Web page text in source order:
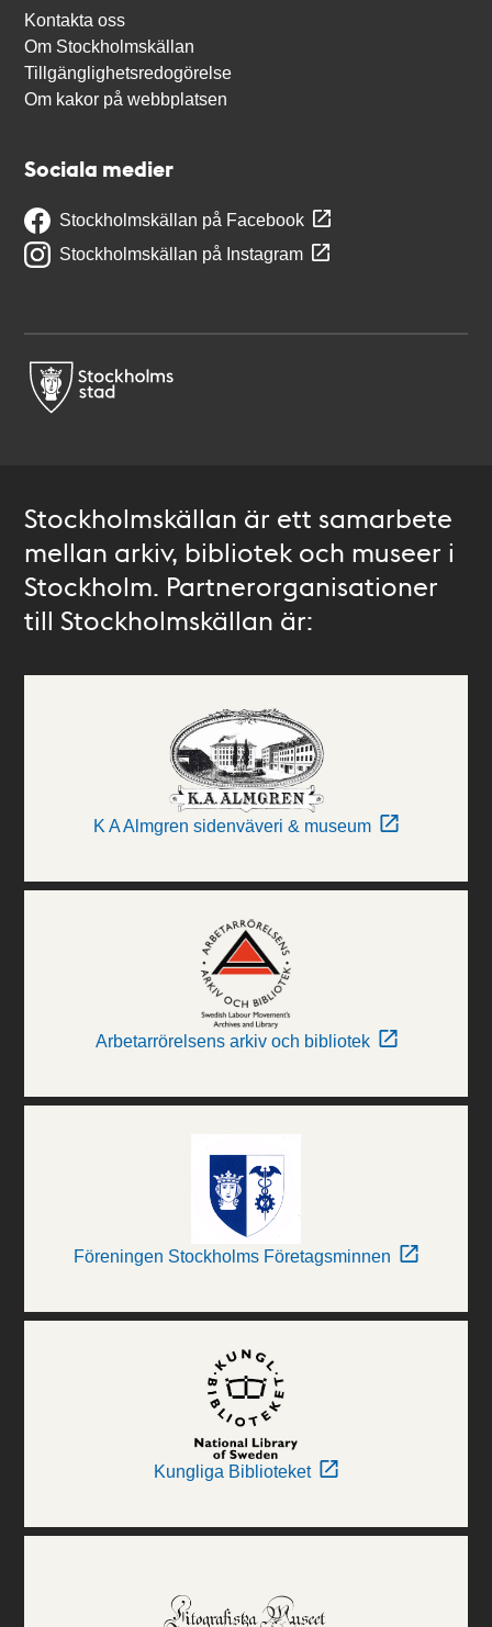
Kontakta oss
Om Stockholmskällan
Tillgänglighetsredogörelse
Om kakor på webbplatsen
Sociala medier
Stockholmskällan på Facebook
Stockholmskällan på Instagram
Stockholmskällan är ett samarbete
mellan arkiv, bibliotek och museer i
Stockholm. Partnerorganisationer
till Stockholmskällan är:
K A Almgren sidenväveri & museum
Arbetarrörelsens arkiv och bibliotek
Föreningen Stockholms Företagsminnen
Kungliga Biblioteket